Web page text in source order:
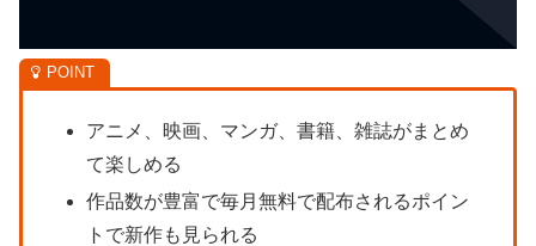
アニメ、映画、マンガ、書籍、雑誌がまとめ
て楽しめる
作品数が豊富で毎月無料で配布されるポイン
トで新作も見られる